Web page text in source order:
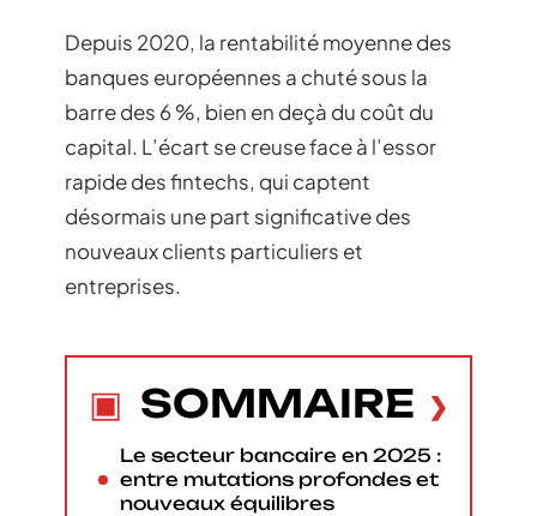
Depuis 2020, la rentabilité moyenne des
banques européennes a chuté sous la
barre des 6 %, bien en deçà du coût du
capital. L’écart se creuse face à l’essor
rapide des fintechs, qui captent
désormais une part significative des
nouveaux clients particuliers et
entreprises.
SOMMAIRE
Le secteur bancaire en 2025 :
entre mutations profondes et
nouveaux équilibres